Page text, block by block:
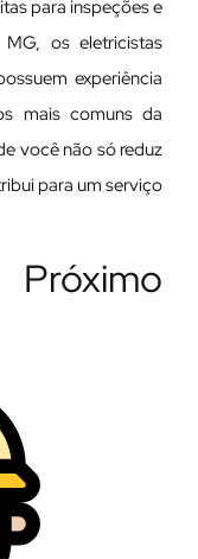
para inspeções e
MG, os eletricistas
experiência
mais comuns da
você não só reduz
para um serviço